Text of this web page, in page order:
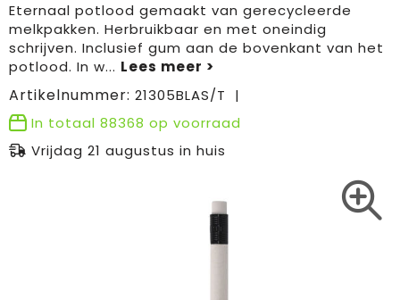
Promo
Papier
Merken
Overig textiel
Rugzakken
Eternaal potlood gemaakt van gerecycleerde
melkpakken. Herbruikbaar en met oneindig
schrijven. Inclusief gum aan de bovenkant van het
potlood. In w...
Artikelnummer: 21305BLAS/T
In totaal 88368 op voorraad
Vrijdag 21 augustus in huis